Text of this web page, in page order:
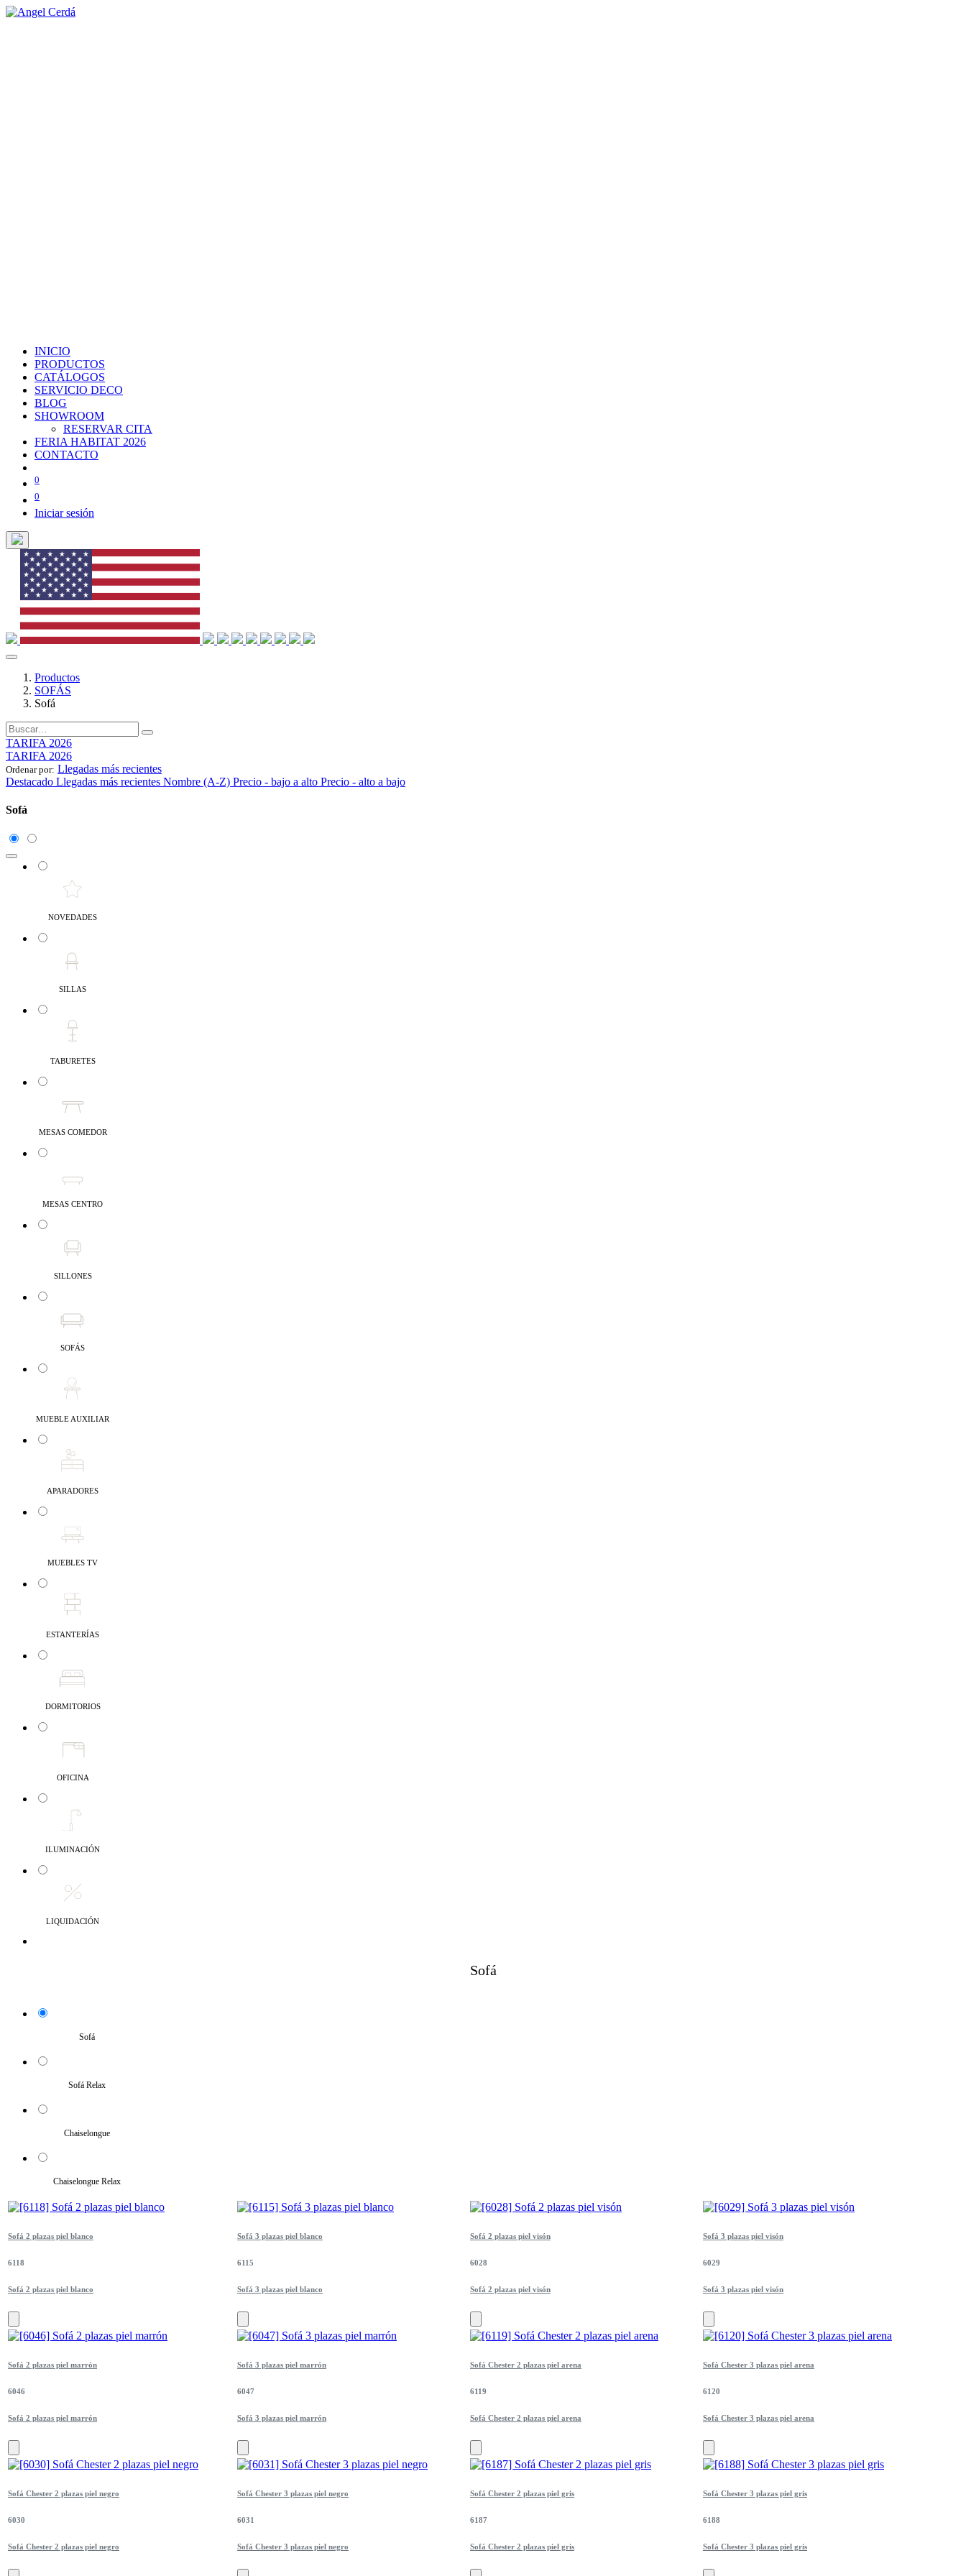
INICIO
PRODUCTOS
CATÁLOGOS
SERVICIO DECO
BLOG
SHOWROOM
RESERVAR CITA
FERIA HABITAT 2026
CONTACTO
0
0
Iniciar sesión
Productos
SOFÁS
Sofá
TARIFA 2026
TARIFA 2026
Ordenar por: Llegadas más recientes
Destacado Llegadas más recientes Nombre (A-Z) Precio - bajo a alto Precio - alto a bajo
Sofá
NOVEDADES
SILLAS
TABURETES
MESAS COMEDOR
MESAS CENTRO
SILLONES
SOFÁS
MUEBLE AUXILIAR
APARADORES
MUEBLES TV
ESTANTERÍAS
DORMITORIOS
OFICINA
ILUMINACIÓN
LIQUIDACIÓN
Sofá
Sofá
Sofá Relax
Chaiselongue
Chaiselongue Relax
Sofá 2 plazas piel blanco
6118
Sofá 2 plazas piel blanco
Sofá 3 plazas piel blanco
6115
Sofá 3 plazas piel blanco
Sofá 2 plazas piel visón
6028
Sofá 2 plazas piel visón
Sofá 3 plazas piel visón
6029
Sofá 3 plazas piel visón
Sofá 2 plazas piel marrón
6046
Sofá 2 plazas piel marrón
Sofá 3 plazas piel marrón
6047
Sofá 3 plazas piel marrón
Sofá Chester 2 plazas piel arena
6119
Sofá Chester 2 plazas piel arena
Sofá Chester 3 plazas piel arena
6120
Sofá Chester 3 plazas piel arena
Sofá Chester 2 plazas piel negro
6030
Sofá Chester 2 plazas piel negro
Sofá Chester 3 plazas piel negro
6031
Sofá Chester 3 plazas piel negro
Sofá Chester 2 plazas piel gris
6187
Sofá Chester 2 plazas piel gris
Sofá Chester 3 plazas piel gris
6188
Sofá Chester 3 plazas piel gris